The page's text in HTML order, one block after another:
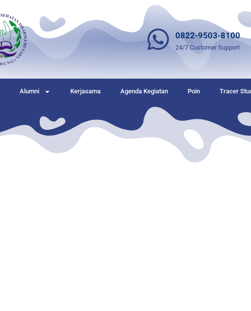
0822-9503-8100
24/7 Customer Support
Alumni Kerjasama Agenda Kegiatan Poin Tracer